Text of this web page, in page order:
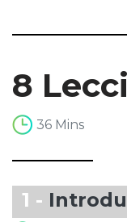
8
36 Mins
1 -